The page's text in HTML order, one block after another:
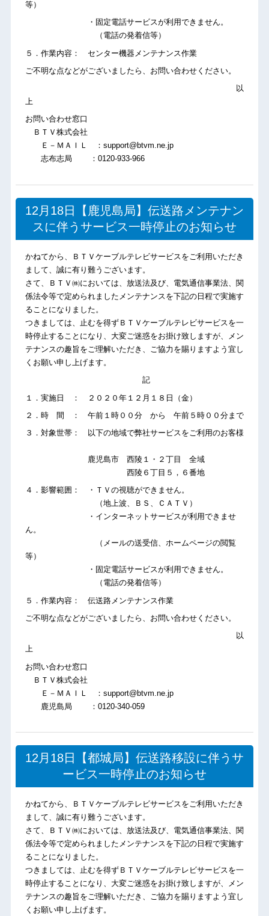
等）
・固定電話サービスが利用できません。
（電話の発着信等）
５．作業内容： センター機器メンテナンス作業
ご不明な点などがございましたら、お問い合わせください。
以
上
お問い合わせ窓口
ＢＴＶ株式会社
Ｅ－ＭＡＩＬ ：support@btvm.ne.jp
志布志局 ：0120-933-966
12月18日【鹿児島局】伝送路メンテナン
スに伴うサービス一時停止のお知らせ
かねてから、ＢＴＶケーブルテレビサービスをご利用いただき
まして、誠に有り難うございます。
さて、ＢＴＶ㈱においては、放送法及び、電気通信事業法、関
係法令等で定められましたメンテナンスを下記の日程で実施す
ることになりました。
つきましては、止むを得ずＢＴＶケーブルテレビサービスを一
時停止することになり、大変ご迷惑をお掛け致しますが、メン
テナンスの趣旨をご理解いただき、ご協力を賜りますよう宜し
くお願い申し上げます。
記
１．実施日 ： ２０２０年１２月１８日（金）
２．時 間 ： 午前１時００分 から 午前５時００分まで
３．対象世帯： 以下の地域で弊社サービスをご利用のお客様
鹿児島市 西陵１・２丁目 全域
西陵６丁目５，６番地
４．影響範囲： ・ＴＶの視聴ができません。
（地上波、ＢＳ、ＣＡＴＶ）
・インターネットサービスが利用できませ
ん。
（メールの送受信、ホームページの閲覧
等）
・固定電話サービスが利用できません。
（電話の発着信等）
５．作業内容： 伝送路メンテナンス作業
ご不明な点などがございましたら、お問い合わせください。
以
上
お問い合わせ窓口
ＢＴＶ株式会社
Ｅ－ＭＡＩＬ ：support@btvm.ne.jp
鹿児島局 ：0120-340-059
12月18日【都城局】伝送路移設に伴うサ
ービス一時停止のお知らせ
かねてから、ＢＴＶケーブルテレビサービスをご利用いただき
まして、誠に有り難うございます。
さて、ＢＴＶ㈱においては、放送法及び、電気通信事業法、関
係法令等で定められましたメンテナンスを下記の日程で実施す
ることになりました。
つきましては、止むを得ずＢＴＶケーブルテレビサービスを一
時停止することになり、大変ご迷惑をお掛け致しますが、メン
テナンスの趣旨をご理解いただき、ご協力を賜りますよう宜し
くお願い申し上げます。